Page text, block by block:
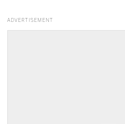
ADVERTISEMENT